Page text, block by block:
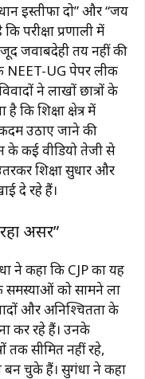
इस्तीफा दो” और “जय
परीक्षा प्रणाली में
जवाबदेही तय नहीं की
NEET-UG पेपर लीक
ने लाखों छात्रों के
कि शिक्षा क्षेत्र में
उठाए जाने की
के कई वीडियो तेजी से
शिक्षा सुधार और
दे रहे हैं।
असर”
ने कहा कि CJP का यह
समस्याओं को सामने ला
और अनिश्चितता के
कर रहे हैं। उनके
तक सीमित नहीं रहे,
बन चुके हैं। सुगंधा ने कहा